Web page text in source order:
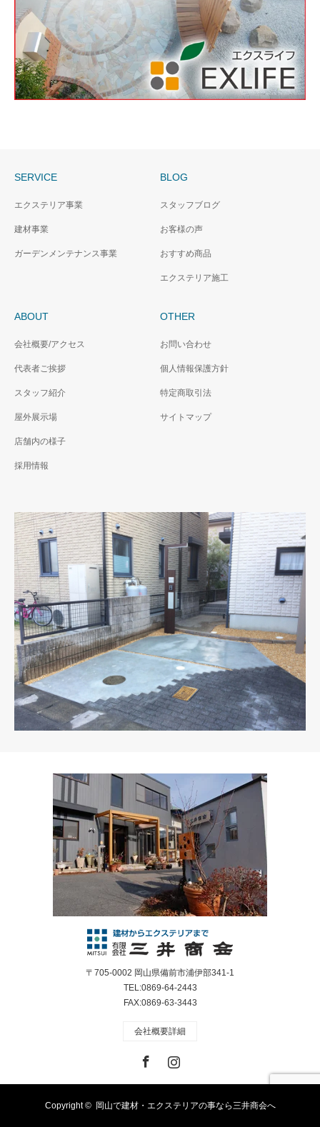
SERVICE
エクステリア事業
建材事業
ガーデンメンテナンス事業
BLOG
スタッフブログ
お客様の声
おすすめ商品
エクステリア施工
ABOUT
会社概要/アクセス
代表者ご挨拶
スタッフ紹介
屋外展示場
店舗内の様子
採用情報
OTHER
お問い合わせ
個人情報保護方針
特定商取引法
サイトマップ
〒705-0002 岡山県備前市浦伊部341-1
TEL:0869-64-2443
FAX:0869-63-3443
会社概要詳細
Copyright © 岡山で建材・エクステリアの事なら三井商会へ